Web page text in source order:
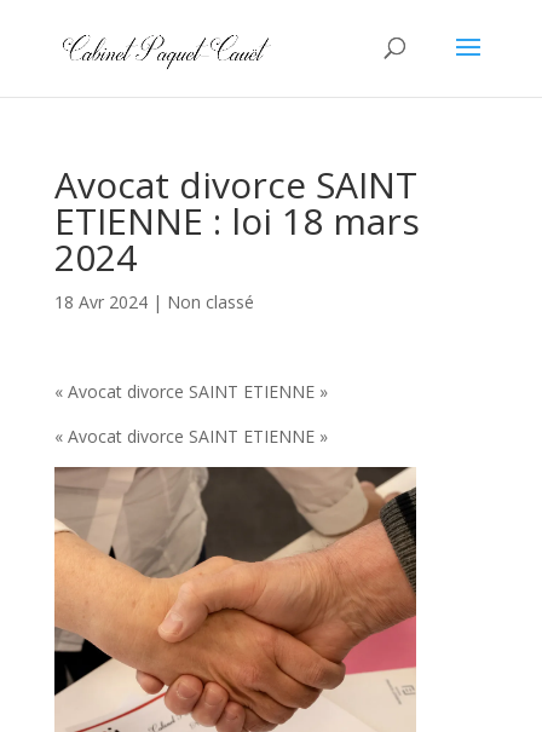
Avocat divorce SAINT
ETIENNE : loi 18 mars
2024
18 Avr 2024| Non classé
« Avocat divorce SAINT ETIENNE »
« Avocat divorce SAINT ETIENNE »